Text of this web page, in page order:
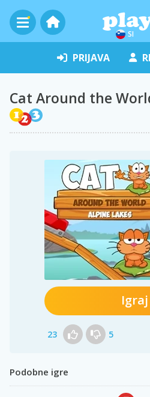
SI
PRIJAVA
Cat Around the
Igraj
23 5
Podobne igre